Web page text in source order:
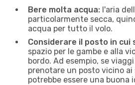
Bere molta acqua: l'aria
particolarmente secca,
acqua per tutto il volo.
Considerare il posto in cui
spazio per le gambe e alla
bordo. Ad esempio, se
prenotare un posto vicino
potrebbe essere una buona